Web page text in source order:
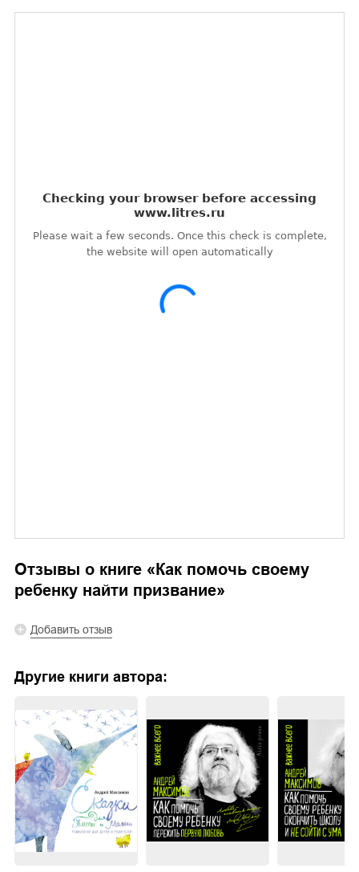
Отзывы о книге «Как помочь своему
ребенку найти призвание»
Добавить отзыв
Другие книги автора: